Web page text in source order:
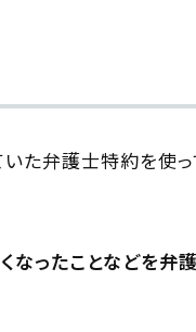
た弁護士特約を使っ
なったことなどを弁